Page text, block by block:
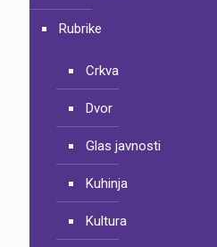
Rubrike
Crkva
Dvor
Glas javnosti
Kuhinja
Kultura